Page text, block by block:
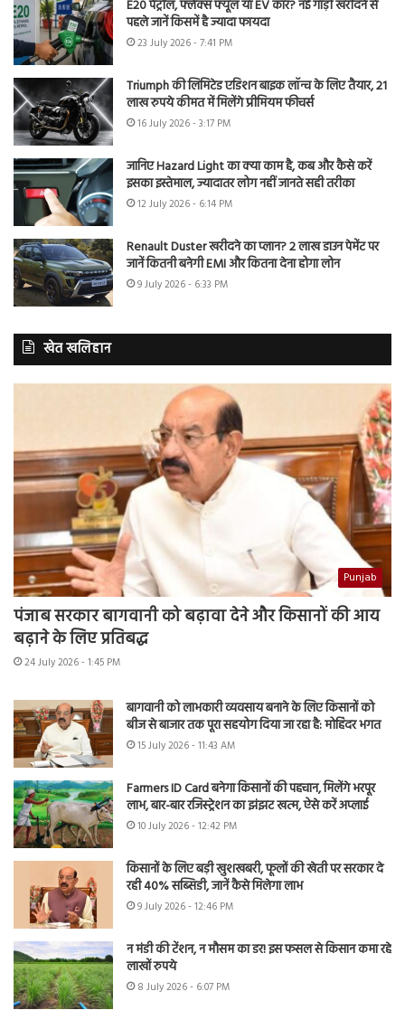
E20 पेट्रोल, फ्लेक्स फ्यूल या EV कार? नई गाड़ी खरीदने से
पहले जानें किसमें है ज्यादा फायदा
23 July 2026 - 7:41 PM
Triumph की लिमिटेड एडिशन बाइक लॉन्च के लिए तैयार, 21
लाख रुपये कीमत में मिलेंगे प्रीमियम फीचर्स
16 July 2026 - 3:17 PM
जानिए Hazard Light का क्या काम है, कब और कैसे करें
इसका इस्तेमाल, ज्यादातर लोग नहीं जानते सही तरीका
12 July 2026 - 6:14 PM
Renault Duster खरीदने का प्लान? 2 लाख डाउन पेमेंट पर
जानें कितनी बनेगी EMI और कितना देना होगा लोन
9 July 2026 - 6:33 PM
खेत खलिहान
Punjab
पंजाब सरकार बागवानी को बढ़ावा देने और किसानों की आय
बढ़ाने के लिए प्रतिबद्ध
24 July 2026 - 1:45 PM
बागवानी को लाभकारी व्यवसाय बनाने के लिए किसानों को
बीज से बाजार तक पूरा सहयोग दिया जा रहा है: मोहिंदर भगत
15 July 2026 - 11:43 AM
Farmers ID Card बनेगा किसानों की पहचान, मिलेंगे भरपूर
लाभ, बार-बार रजिस्ट्रेशन का झंझट खत्म, ऐसे करें अप्लाई
10 July 2026 - 12:42 PM
किसानों के लिए बड़ी खुशखबरी, फूलों की खेती पर सरकार दे
रही 40% सब्सिडी, जानें कैसे मिलेगा लाभ
9 July 2026 - 12:46 PM
न मंडी की टेंशन, न मौसम का डर! इस फसल से किसान कमा रहे
लाखों रुपये
8 July 2026 - 6:07 PM